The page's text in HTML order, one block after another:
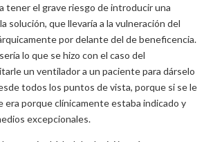
tener el grave riesgo de introducir una
solución, que llevaría a la vulneración del
por delante del de beneficencia.
lo que se hizo con el caso del
un ventilador a un paciente para dárselo
todos los puntos de vista, porque si se le
era porque clínicamente estaba indicado y
excepcionales.